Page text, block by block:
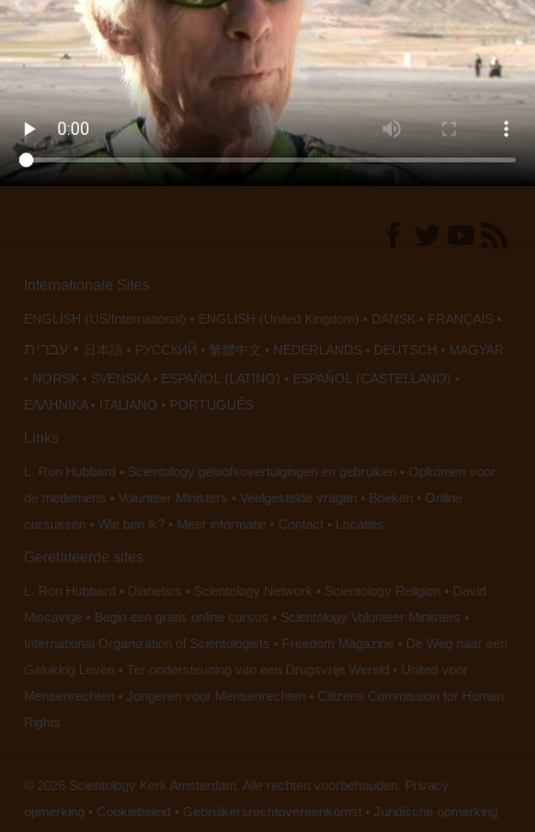
Noord-Amerika
Internationale Sites
ENGLISH (US/International) ENGLISH (United Kingdom) DANSK FRANÇAIS
עברית 日本語 РУССКИЙ 繁體中文 NEDERLANDS DEUTSCH
MAGYAR
NORSK
SVENSKA ESPAÑOL (LATINO)
ESPAÑOL (CASTELLANO)
ΕΛΛΗΝΙΚA
ITALIANO PORTUGUÊS
Links
L. Ron Hubbard Scientology geloofsovertuigingen en gebruiken
Opkomen voor
de medemens
Volunteer Ministers Veelgestelde vragen Boeken
Online
cursussen
Wie ben ik? Meer informatie Contact Locaties
Gerelateerde sites
L. Ron Hubbard Dianetics Scientology Network Scientology Religion
David
Miscavige
Begin een gratis online cursus
Scientology Volunteer Ministers
International Organization of Scientologists
Freedom Magazine
De Weg naar een
Gelukkig Leven
Ter ondersteuning van een Drugsvrije Wereld
United voor
Mensenrechten
Jongeren voor Mensenrechten
Citizens Commission for Human
Rights
© 2026 Scientology Kerk Amsterdam. Alle rechten voorbehouden. Privacy
opmerking • Cookiebeleid • Gebruikersrechtovereenkomst • Juridische opmerking